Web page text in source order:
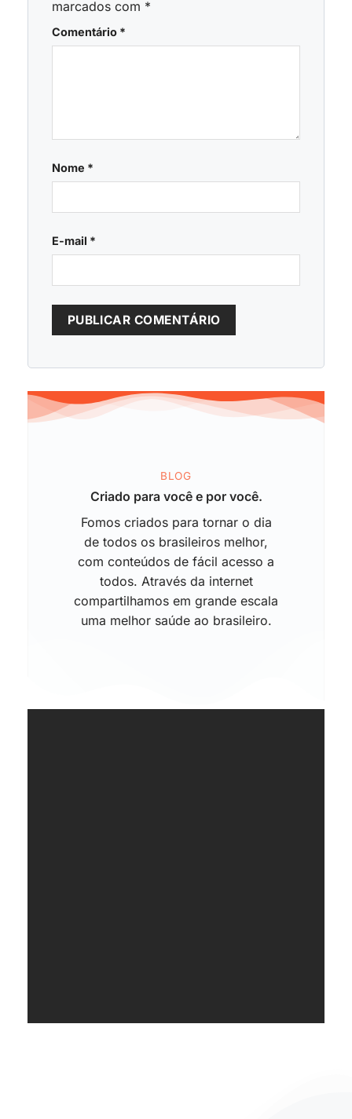
marcados com *
Comentário *
Nome *
E-mail *
BLOG
Criado para você e por você.
Fomos criados para tornar o dia
de todos os brasileiros melhor,
com conteúdos de fácil acesso a
todos. Através da internet
compartilhamos em grande escala
uma melhor saúde ao brasileiro.